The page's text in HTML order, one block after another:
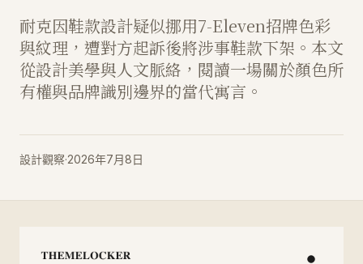
耐克因鞋款設計疑似挪用7-Eleven招牌色彩
與紋理，遭對方起訴後將涉事鞋款下架。本文
從設計美學與人文脈絡，閱讀一場關於顏色所
有權與品牌識別邊界的當代寓言。
設計觀察·2026年7月8日